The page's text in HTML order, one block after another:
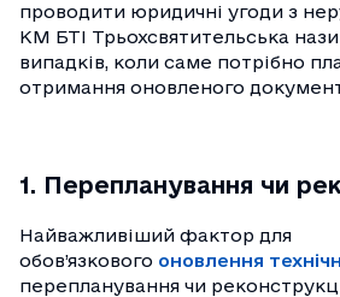
проводити юридичні угоди з
КМ БТІ Трьохсвятительська
випадків, коли саме потрібно
отримання оновленого
1. Перепланування чи
Найважливіший фактор для
обов’язкового оновлення
перепланування чи